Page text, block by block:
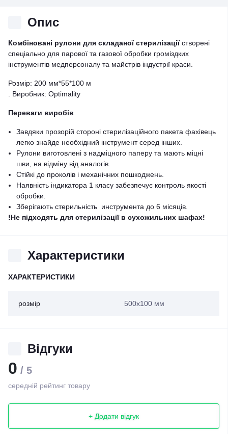
Опис
Комбіновані рулони для складаної стерилізаціїстворені
спеціально для парової та газової обробки громіздких
інструментів медперсоналу та майстрів індустрії краси.
Розмір: 200 мм*55*100 м
. Виробник: Optimality
Переваги виробів
Завдяки прозорій стороні стерилізаційного пакета фахівець
легко знайде необхідний інструмент серед інших.
Рулони виготовлені з надміцного паперу та мають міцні
шви, на відміну від аналогів.
Стійкі до проколів і механічних пошкоджень.
Наявність індикатора 1 класу забезпечує контроль якості
обробки.
Зберігають стерильність инструмента до 6 місяців.
!Не підходять для стерилізації в сухожильних шафах!
Характеристики
ХАРАКТЕРИСТИКИ
розмір 500х100 мм
Відгуки
0 / 5
середній рейтинг товару
+ Додати відгук